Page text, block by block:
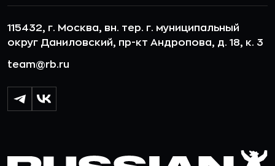
115432, г. Москва, вн. тер. г. муниципальный
округ Даниловский, пр-кт Андропова, д. 18, к. 3
team@rb.ru